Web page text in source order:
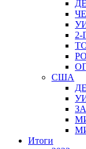
США
Итоги